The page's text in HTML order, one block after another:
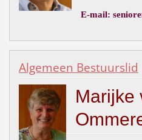
E-mail:
Algemeen Bestuurslid
Marijke